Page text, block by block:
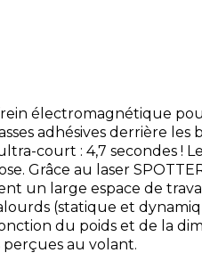
électromagnétique
adhésives derrière les
court : 4,7 secondes
Grâce au laser
un large espace de
(statique et
du poids et de la
perçues au volant.